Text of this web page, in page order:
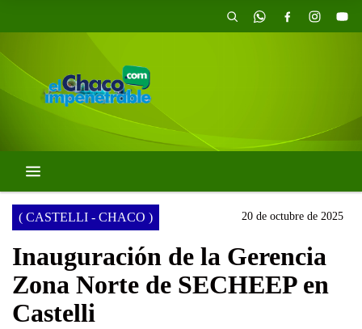
( CASTELLI - CHACO ) 20 de octubre de 2025
Inauguración de la Gerencia
Zona Norte de SECHEEP en
Castelli